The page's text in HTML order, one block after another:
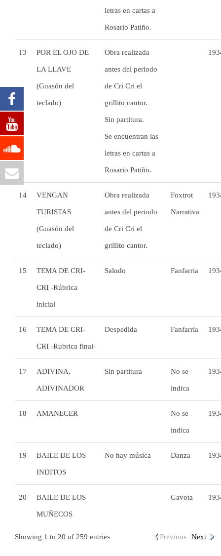
letras en cartas a
Rosario Patiño.
13 POR EL OJO DE
LA LLAVE
(Guasón del
teclado)
Obra realizada
antes del periodo
de Cri Cri el
grillito cantor.
Sin partitura.
Se encuentran las
letras en cartas a
Rosario Patiño.
14 VENGAN
TURISTAS
(Guasón del
teclado)
Obra realizada
antes del periodo
de Cri Cri el
grillito cantor.
Foxtrot
Narrativa
15 TEMA DE CRI-
CRI -Rúbrica
inicial
Saludo Fanfarria
16 TEMA DE CRI-
CRI -Rubrica final-
Despedida Fanfarria
17 ADIVINA,
ADIVINADOR
Sin partitura No se
indica
18 AMANECER No se
indica
19 BAILE DE LOS
INDITOS
No hay música Danza
20 BAILE DE LOS
MUÑECOS
Gavota
Showing 1 to 20 of 259 entries Previous Next